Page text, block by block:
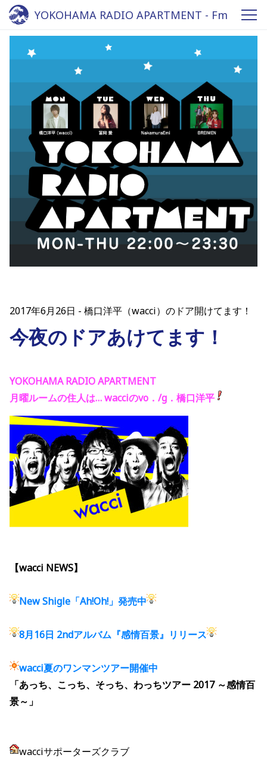
YOKOHAMA RADIO APARTMENT - Fm
yokohama 84.7
2017年6月26日 橋口洋平（wacci）のドア開けてます！
今夜のドアあけてます！
YOKOHAMA RADIO APARTMENT
月曜ルームの住人は… wacciのvo．/g．橋口洋平
【wacci NEWS】
New Shigle「Ah!Oh!」発売中
8月16日 2ndアルバム『感情百景』リリース
wacci夏のワンマンツアー開催中
「あっち、こっち、そっち、わっちツアー 2017 ～感情百
景～」
wacciサポーターズクラブ